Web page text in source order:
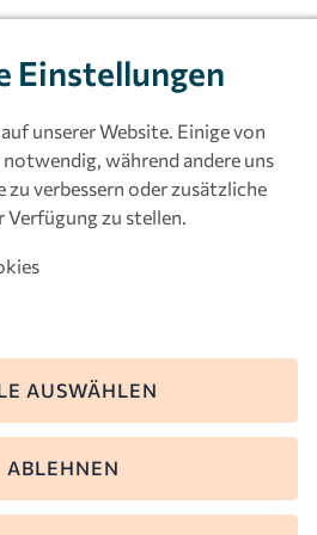
Einstellungen
unserer Website. Einige von
während andere uns
zu verbessern oder zusätzliche
zu stellen.
AUSWÄHLEN
ABLEHNEN